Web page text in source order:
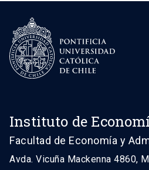
Instituto de
Facultad de Economía y
Avda. Vicuña Mackenna 4860,